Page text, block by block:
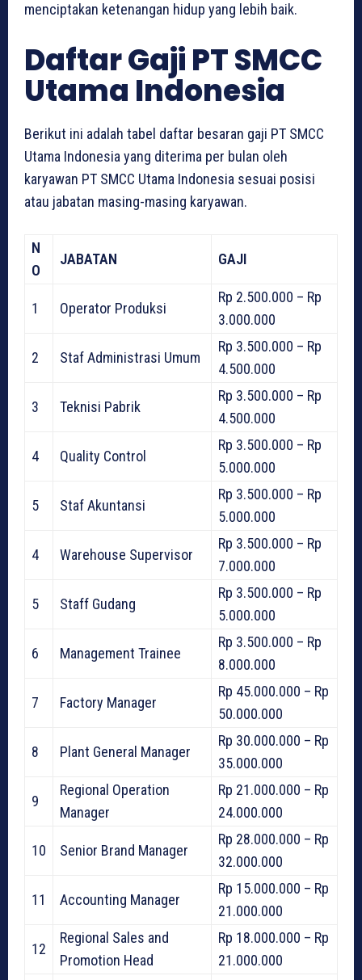
menciptakan ketenangan hidup yang lebih baik.
Daftar Gaji PT SMCC
Utama Indonesia
Berikut ini adalah tabel daftar besaran gaji PT SMCC
Utama Indonesia yang diterima per bulan oleh
karyawan PT SMCC Utama Indonesia sesuai posisi
atau jabatan masing-masing karyawan.
N
O
JABATAN GAJI
1 Operator Produksi
Rp 2.500.000 – Rp
3.000.000
2 Staf Administrasi Umum
Rp 3.500.000 – Rp
4.500.000
3 Teknisi Pabrik
Rp 3.500.000 – Rp
4.500.000
4 Quality Control
Rp 3.500.000 – Rp
5.000.000
5 Staf Akuntansi
Rp 3.500.000 – Rp
5.000.000
4 Warehouse Supervisor
Rp 3.500.000 – Rp
7.000.000
5 Staff Gudang
Rp 3.500.000 – Rp
5.000.000
6 Management Trainee
Rp 3.500.000 – Rp
8.000.000
7 Factory Manager
Rp 45.000.000 – Rp
50.000.000
8 Plant General Manager
Rp 30.000.000 – Rp
35.000.000
9
Regional Operation
Manager
Rp 21.000.000 – Rp
24.000.000
10 Senior Brand Manager
Rp 28.000.000 – Rp
32.000.000
11 Accounting Manager
Rp 15.000.000 – Rp
21.000.000
12
Regional Sales and
Promotion Head
Rp 18.000.000 – Rp
21.000.000